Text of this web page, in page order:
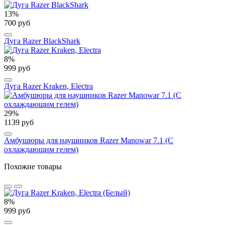
13%
700 руб
Дуга Razer BlackShark
8%
999 руб
Дуга Razer Kraken, Electra
29%
1139 руб
Амбушюры для наушников Razer Manowar 7.1 (С
охлаждающим гелем)
Похожие товары
8%
999 руб